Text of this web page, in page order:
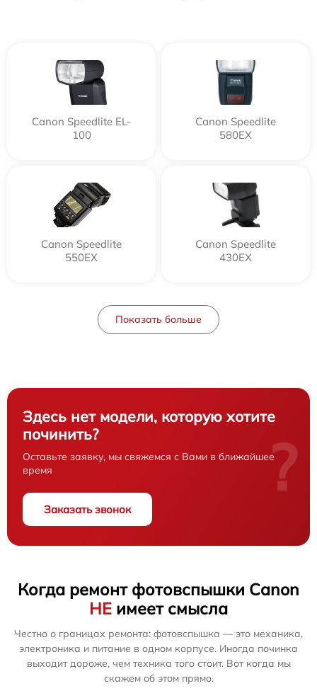
Canon Speedlite EL-
100
Canon Speedlite
580EX
Canon Speedlite
550EX
Canon Speedlite
430EX
Показать больше
Здесь нет модели, которую хотите
починить?
Оставьте заявку, мы свяжемся с Вами в ближайшее
время
Заказать звонок
?
Когда ремонт фотовспышки Canon
НЕ имеет смысла
Честно о границах ремонта: фотовспышка — это механика,
электроника и питание в одном корпусе. Иногда починка
выходит дороже, чем техника того стоит. Вот когда мы
скажем об этом прямо.